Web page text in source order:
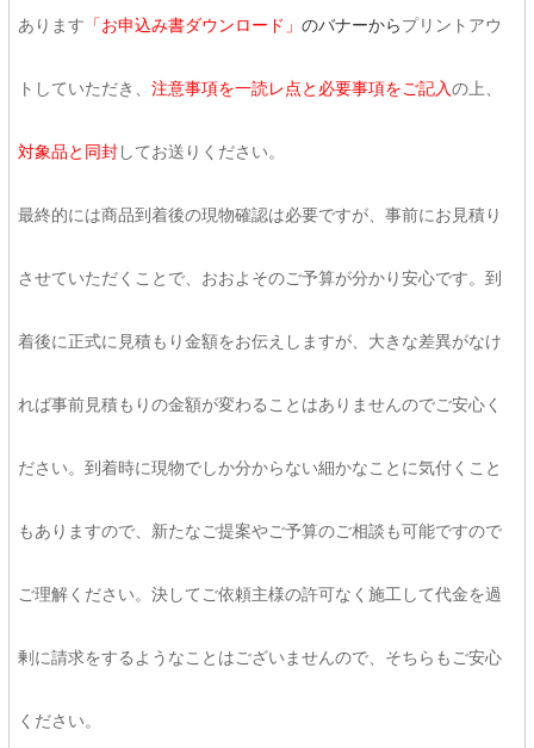
あります 「お申込み書ダウンロード」 のバナーからプリントアウ
トしていただき、 注意事項を一読レ点と必要事項をご記入の上、
対象品と同封してお送りください。
最終的には商品到着後の現物確認は必要ですが、事前にお見積り
させていただくことで、おおよそのご予算が分かり安心です。到
着後に正式に見積もり金額をお伝えしますが、大きな差異がなけ
れば事前見積もりの金額が変わることはありませんのでご安心く
ださい。到着時に現物でしか分からない細かなことに気付くこと
もありますので、新たなご提案やご予算のご相談も可能ですので
ご理解ください。決してご依頼主様の許可なく施工して代金を過
剰に請求をするようなことはございませんので、そちらもご安心
ください。